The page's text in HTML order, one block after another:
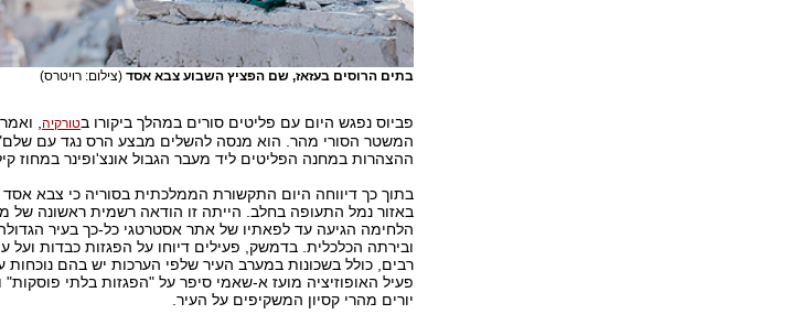
בתים הרוסים בעזאז, שם הפציץ השבוע צבא אסד (צילום: רויטרס)
פביוס נפגש היום עם פליטים סורים במהלך ביקורו בטורקיה,
המשטר הסורי מהר. הוא מנסה להשלים מבצע הרס נגד עם
ההצהרות במחנה הפליטים ליד מעבר הגבול אונצ'ופינר במחוז
בתוך כך דיווחה היום התקשורת הממלכתית בסוריה כי צבא
באזור נמל התעופה בחלב. הייתה זו הודאה רשמית ראשונה של
הלחימה הגיעה עד לפאתיו של אתר אסטרטגי כל-כך בעיר הגדולה
ובירתה הכלכלית. בדמשק, פעילים דיוחו על הפגזות כבדות ועל
רבים, כולל בשכונות במערב העיר שלפי הערכות יש בהם
פעיל האופוזיציה מועז א-שאמי סיפר על "הפגזות בלתי פוסקות"
יורים מהרי קסיון המשקיפים על העיר.